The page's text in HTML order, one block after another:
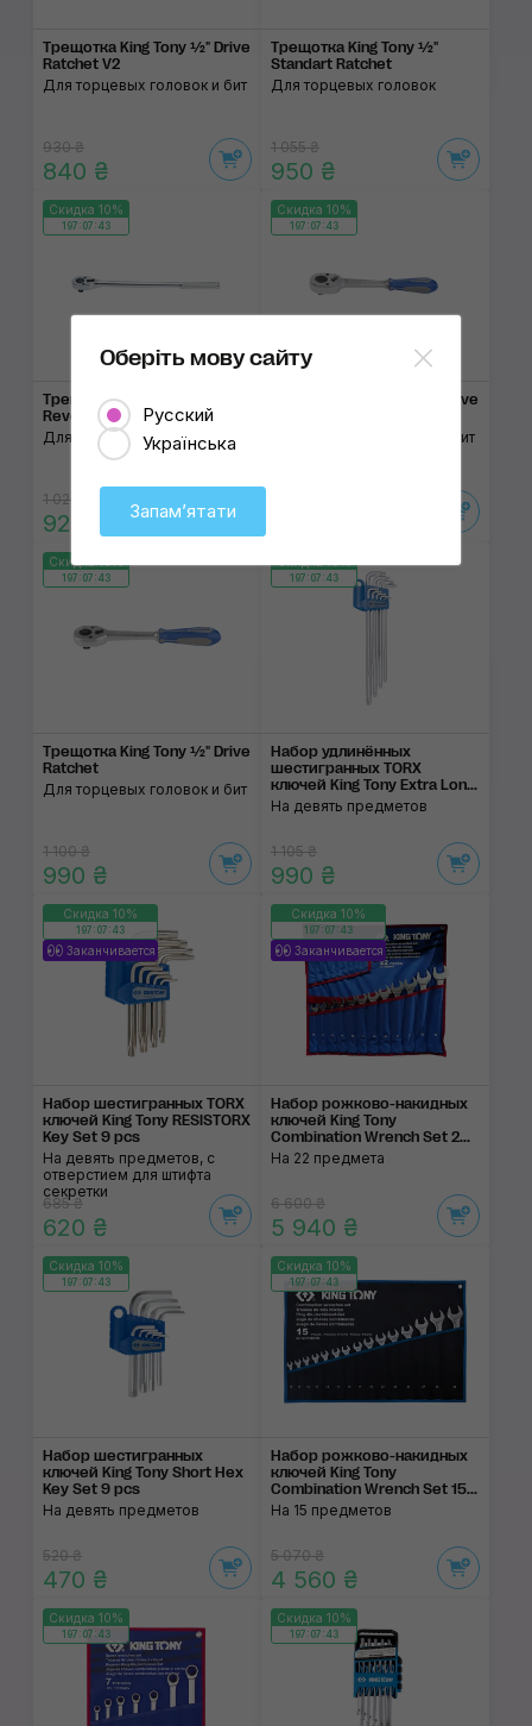
Трещотка King Tony ½" Drive
Ratchet V2
Для торцевых головок и бит
930 ₴
840 ₴
Трещотка King Tony ½"
Standart Ratchet
Для торцевых головок
1 055 ₴
950 ₴
Скидка 10%
197:07:43
Трещотка King Tony ½"
Reversible Ratchet
Для торцевых головок
1 020 ₴
920 ₴
Скидка 10%
197:07:43
Трещотка King Tony ⅜" Drive
Для торцевых головок и бит
Скидка 10%
197:07:43
Трещотка King Tony ½" Drive
Ratchet
Для торцевых головок и бит
1 100 ₴
990 ₴
197:07:43
Набор удлинённых
шестигранных TORX
ключей King Tony Extra Lon...
На девять предметов
1 105 ₴
990 ₴
Скидка 10%
197:07:43
Заканчивается
Набор шестигранных TORX
ключей King Tony RESISTORX
Key Set 9 pcs
На девять предметов, с
отверстием для штифта
секретки
685 ₴
620 ₴
Скидка 10%
197:07:43
Заканчивается
Набор рожково-накидных
ключей King Tony
Combination Wrench Set 2...
На 22 предмета
6 600 ₴
5 940 ₴
Скидка 10%
197:07:43
Набор шестигранных
ключей King Tony Short Hex
Key Set 9 pcs
На девять предметов
520 ₴
470 ₴
Скидка 10%
197:07:43
Набор рожково-накидных
ключей King Tony
Combination Wrench Set 15...
На 15 предметов
5 070 ₴
4 560 ₴
Скидка 10%
197:07:43
Скидка 10%
197:07:43
Оберіть мову сайту
Русский
Українська
Запамʼятати